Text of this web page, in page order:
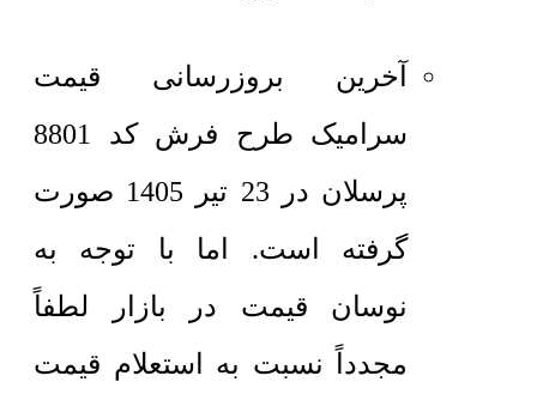
آخرین بروزرسانی قیمت
سرامیک طرح فرش کد 8801
پرسلان در 23 تیر 1405 صورت
گرفته است. اما با توجه به
نوسان قیمت در بازار لطفاً
مجدداً نسبت به استعلام قیمت